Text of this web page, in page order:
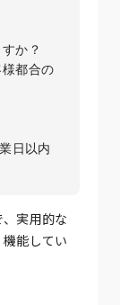
か？
都合の
日以内
実用的な
能してい